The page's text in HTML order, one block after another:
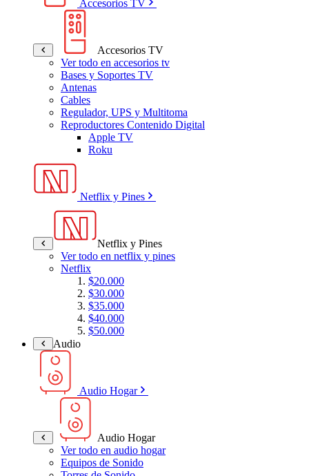
Accesorios TV
Accesorios TV
Ver todo en accesorios tv
Bases y Soportes TV
Antenas
Cables
Regulador, UPS y Multitoma
Reproductores Contenido Digital
Apple TV
Roku
Netflix y Pines
Netflix y Pines
Ver todo en netflix y pines
Netflix
$20.000
$30.000
$35.000
$40.000
$50.000
Audio
Audio Hogar
Audio Hogar
Ver todo en audio hogar
Equipos de Sonido